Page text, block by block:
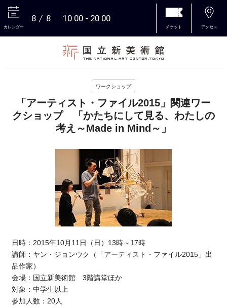
カレンダー
8 8 10:00 20:00
チケット アクセス
ワークショップ
「アーティスト・ファイル2015」関連ワー
クショップ 「かたちにして見る、わたしの
考え～Made in Mind～」
日時：2015年10月11日（日）13時～17時
講師：ヤン・ジョンウク（「アーティスト・ファイル2015」出
品作家）
会場：国立新美術館 3階講堂ほか
対象：中学生以上
参加人数：20人